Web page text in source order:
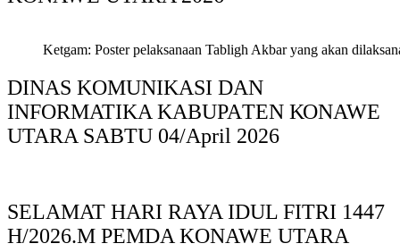
Ketgam: Poster pelaksanaan Tabligh Akbar yang akan
DINAS KOMUNIKASI DAN
INFORMATIKA KABUPAΤΕΝ ΚΟNAWE
UTARA SABTU 04/April 2026
SELAMAT HARI RAYA IDUL FITRI 1447
H/2026.M PEMDA KONAWE UTARA